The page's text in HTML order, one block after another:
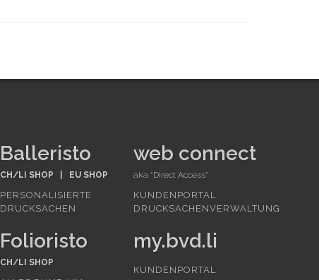
Balleristo
CH/LI SHOP EU SHOP
PERSONALISIERTE
DRUCKSACHEN
Folioristo
CH/LI SHOP
web connect
aka "Direct Access"
KUNDENPORTAL
DRUCKSACHENVERWALTUNG
my.bvd.li
KUNDENPORTAL